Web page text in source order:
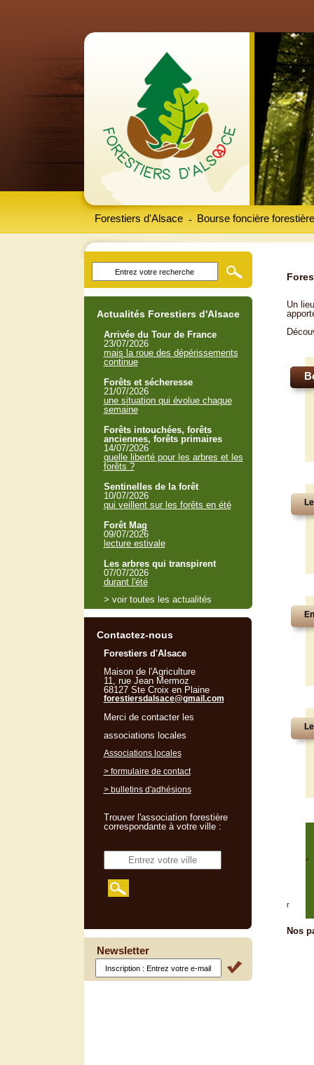
Forestiers d'Alsace Bourse foncière forestière
-
Un
"
r
Nos
Actualités Forestiers d'Alsace
Arrivée du Tour de France
23/07/2026
mais la roue des dépérissements
continue
Forêts et sécheresse
21/07/2026
une situation qui évolue chaque
semaine
Forêts intouchées, forêts
anciennes, forêts primaires
14/07/2026
quelle liberté pour les arbres et les
forêts ?
Sentinelles de la forêt
10/07/2026
qui veillent sur les forêts en été
Forêt Mag
09/07/2026
lecture estivale
Les arbres qui transpirent
07/07/2026
durant l'été
> voir toutes les actualités
Contactez-nous
Forestiers d'Alsace
Maison de l'Agriculture
11, rue Jean Mermoz
68127 Ste Croix en Plaine
forestiersdalsace@gmail.com
Merci de contacter les
associations locales
Associations locales
> formulaire de contact
> bulletins d'adhésions
Trouver l'association forestière
correspondante à votre ville :
Newsletter